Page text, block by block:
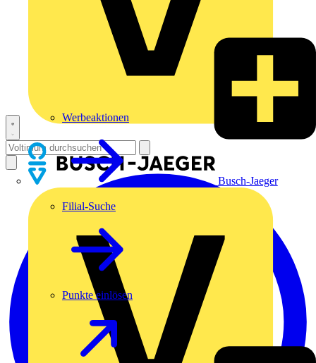
Busch-Jaeger
Werbeaktionen
Filial-Suche
Punkte einlösen